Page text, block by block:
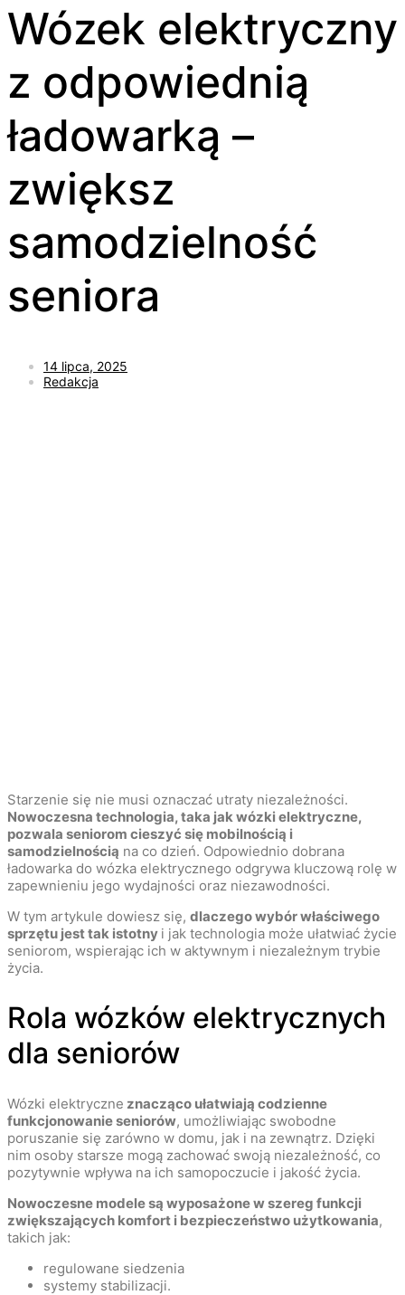
Wózek elektryczny
z odpowiednią
ładowarką –
zwiększ
samodzielność
seniora
14 lipca, 2025
Redakcja
Starzenie się nie musi oznaczać utraty niezależności.
Nowoczesna technologia, taka jak wózki elektryczne,
pozwala seniorom cieszyć się mobilnością i
samodzielnością na co dzień. Odpowiednio dobrana
ładowarka do wózka elektrycznego odgrywa kluczową rolę w
zapewnieniu jego wydajności oraz niezawodności.
W tym artykule dowiesz się, dlaczego wybór właściwego
sprzętu jest tak istotny i jak technologia może ułatwiać życie
seniorom, wspierając ich w aktywnym i niezależnym trybie
życia.
Rola wózków elektrycznych
dla seniorów
Wózki elektryczne znacząco ułatwiają codzienne
funkcjonowanie seniorów, umożliwiając swobodne
poruszanie się zarówno w domu, jak i na zewnątrz. Dzięki
nim osoby starsze mogą zachować swoją niezależność, co
pozytywnie wpływa na ich samopoczucie i jakość życia.
Nowoczesne modele są wyposażone w szereg funkcji
zwiększających komfort i bezpieczeństwo użytkowania,
takich jak:
regulowane siedzenia
systemy stabilizacji.